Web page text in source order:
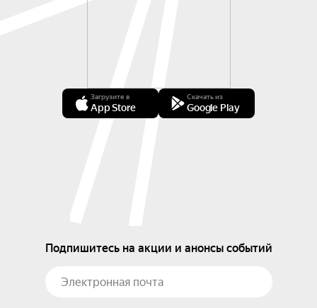
Загрузите в
App Store
Скачать из
Google Play
Подпишитесь на акции и анонсы событий